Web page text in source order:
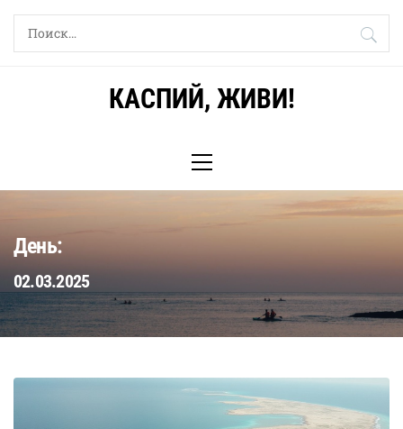
Skip
Найти:
КАСПИЙ, ЖИВИ!
Menu
День:
02.03.2025